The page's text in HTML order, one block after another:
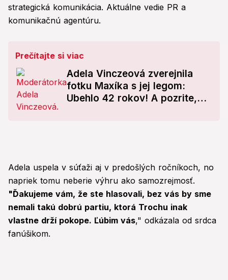
strategická komunikácia. Aktuálne vedie PR a
komunikačnú agentúru.
Prečítajte si viac
Adela Vinczeová zverejnila
fotku Maxíka s jej legom:
Ubehlo 42 rokov! A pozrite,
Adela uspela v súťaži aj v predošlých ročníkoch, no
napriek tomu neberie výhru ako samozrejmosť.
"Ďakujeme vám, že ste hlasovali, bez vás by sme
nemali takú dobrú partiu, ktorá Trochu inak
vlastne drží pokope. Ľúbim vás," odkázala od srdca
fanúšikom.